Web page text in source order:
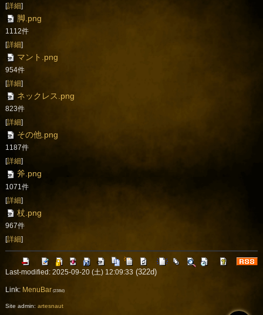
[詳細]
脚.png
1112件
[詳細]
マント.png
954件
[詳細]
ネックレス.png
823件
[詳細]
その他.png
1187件
詳細
斧.png
1071件
[詳細]
杖.png
967件
[詳細]
Last-modified: 2025-09-20 (土) 12:09:33 (322d)
Link: MenuBar (238d)
Site admin: artesnaut